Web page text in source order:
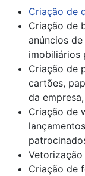
Criação de
Criação de
anúncios
imobiliários
Criação de
cartões,
da
Criação de
Criação de